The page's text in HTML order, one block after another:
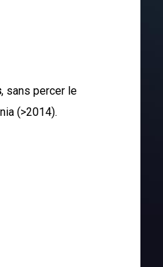
, sans percer le
(>2014).